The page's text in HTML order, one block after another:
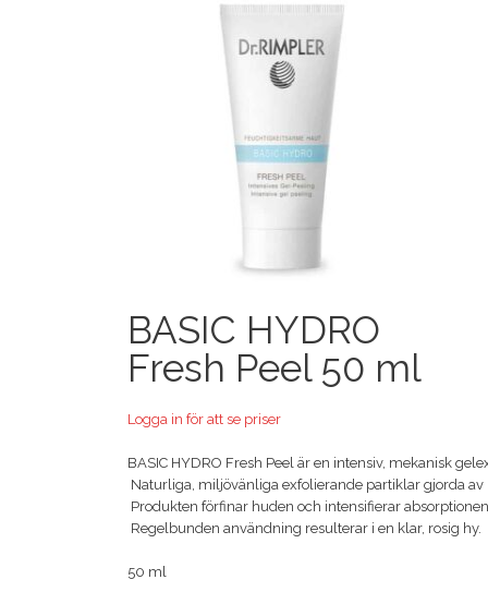
BASIC HYDRO
Fresh Peel 50 ml
Logga in för att se priser
BASIC HYDRO Fresh Peel är en intensiv, mekanisk
Naturliga, miljövänliga exfolierande partiklar gjorda
Produkten förfinar huden och intensifierar
Regelbunden användning resulterar i en klar, rosig hy.
50 ml